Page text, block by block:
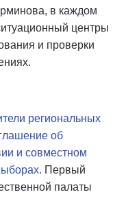
в каждом
центры
и проверки
региональных
об
и совместном
Первый
палаты